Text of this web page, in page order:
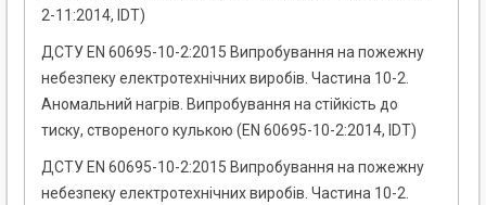
2-11:2014, IDT)
ДСТУ EN 60695-10-2:2015 Випробування на пожежну
небезпеку електротехнічних виробів. Частина 10-2.
Аномальний нагрів. Випробування на стійкість до
тиску, створеного кулькою (EN 60695-10-2:2014, IDT)
ДСТУ EN 60695-10-2:2015 Випробування на пожежну
небезпеку електротехнічних виробів. Частина 10-2.